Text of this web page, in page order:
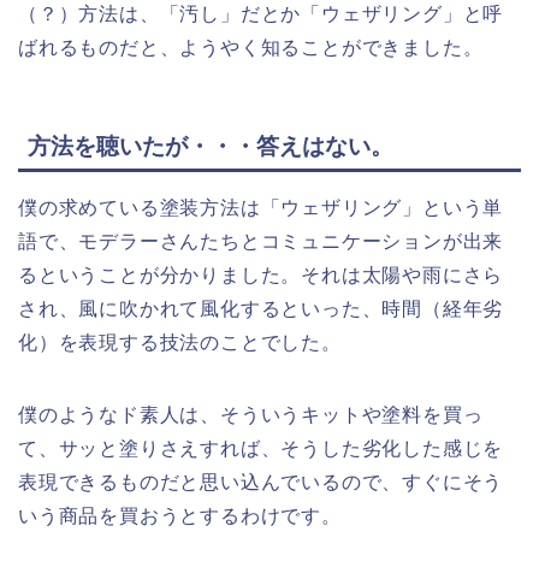
（？）方法は、「汚し」だとか「ウェザリング」と呼
ばれるものだと、ようやく知ることができました。
方法を聴いたが・・・答えはない。
僕の求めている塗装方法は「ウェザリング」という単
語で、モデラーさんたちとコミュニケーションが出来
るということが分かりました。それは太陽や雨にさら
され、風に吹かれて風化するといった、時間（経年劣
化）を表現する技法のことでした。
僕のようなド素人は、そういうキットや塗料を買っ
て、サッと塗りさえすれば、そうした劣化した感じを
表現できるものだと思い込んでいるので、すぐにそう
いう商品を買おうとするわけです。